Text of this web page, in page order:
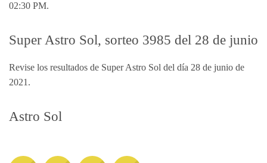
02:30 PM.
Super Astro Sol, sorteo 3985 del 28 de junio
Revise los resultados de Super Astro Sol del día 28 de junio de
2021.
Astro Sol